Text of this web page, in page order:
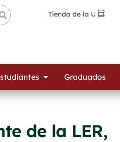
Tienda de la U
AcadémicaOpen Estudiantes
Graduados
de la LER,